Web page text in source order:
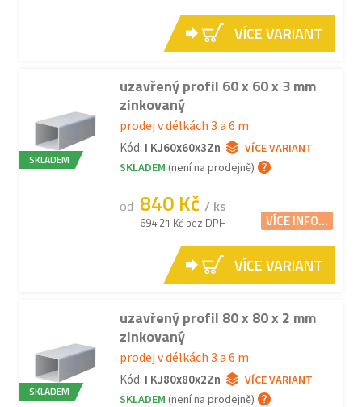
VÍCE VARIANT
SKLADEM
uzavřený profil 60 x 60 x 3 mm
zinkovaný
prodej v délkách 3 a 6 m
Kód: I KJ60x60x3Zn
VÍCE VARIANT
SKLADEM (není na prodejně)
od 840 Kč / ks
694.21 Kč bez DPH VÍCE INFO...
VÍCE VARIANT
SKLADEM
uzavřený profil 80 x 80 x 2 mm
zinkovaný
prodej v délkách 3 a 6 m
Kód: I KJ80x80x2Zn
VÍCE VARIANT
SKLADEM (není na prodejně)